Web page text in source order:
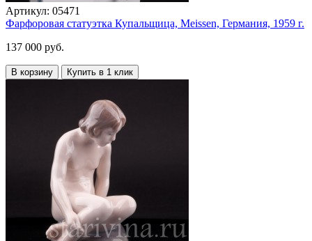
Артикул: 05471
Фарфоровая статуэтка Купальщица, Meissen, Германия, 1959 г.
137 000 руб.
В корзину Купить в 1 клик